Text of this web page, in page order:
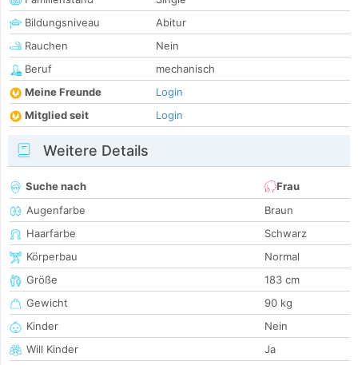
Bildungsniveau
Abitur
Rauchen
Nein
Beruf
mechanisch
Meine Freunde
Login
Mitglied seit
Login
Weitere Details
Suche nach
Frau
Augenfarbe
Braun
Haarfarbe
Schwarz
Körperbau
Normal
Größe
183 cm
Gewicht
90 kg
Kinder
Nein
Will Kinder
Ja